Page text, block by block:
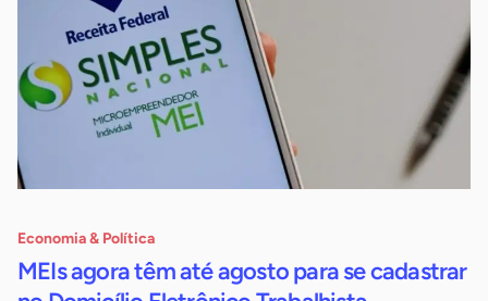
Economia & Política
MEIs agora têm até agosto para se cadastrar